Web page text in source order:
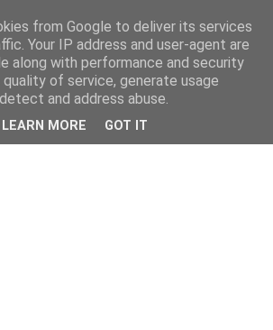
from Google to deliver its services
Your IP address and user-agent are
along with performance and security
of service, generate usage
and address abuse.
LEARN MORE GOT IT